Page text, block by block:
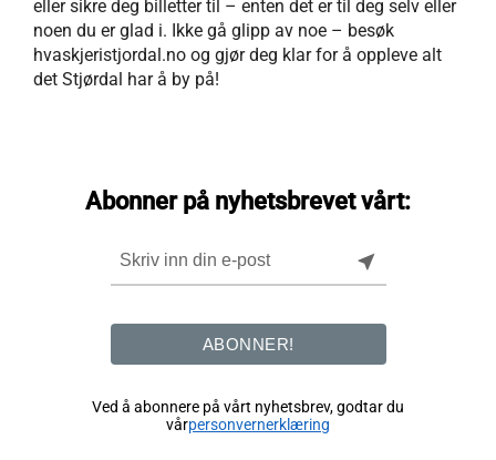
eller sikre deg billetter til – enten det er til deg selv eller
noen du er glad i. Ikke gå glipp av noe – besøk
hvaskjeristjordal.no og gjør deg klar for å oppleve alt
det Stjørdal har å by på!
Abonner på nyhetsbrevet vårt:
near_me
ABONNER!
Ved å abonnere på vårt nyhetsbrev, godtar du
vårpersonvernerklæring